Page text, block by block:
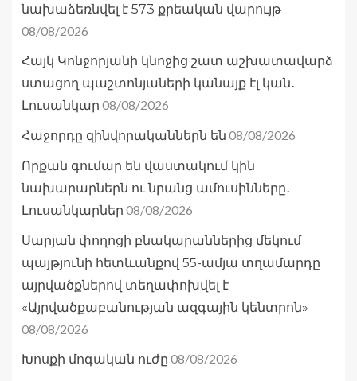
նախաձեռնվել է 573 քրեական վարույթ
08/08/2026
Հայկ Կոնջորյանի կնոջից շատ աշխատավարձ
ստացող պաշտոնյաների կանայք էլ կան․
Լուսանկար 08/08/2026
Հաջորդը զինվորականներն են 08/08/2026
Որքան գումար են վաստակում կին
նախարարներն ու նրանց ամուսինները․
Լուսանկարներ 08/08/2026
Սարյան փողոցի բնակարաններից մեկում
պայթյունի հետևանքով 55-ամյա տղամարդը
այրվածքներով տեղափոխվել է
«Այրվածքաբանության ազգային կենտրոն»
08/08/2026
Խոսքի մոգական ուժը 08/08/2026